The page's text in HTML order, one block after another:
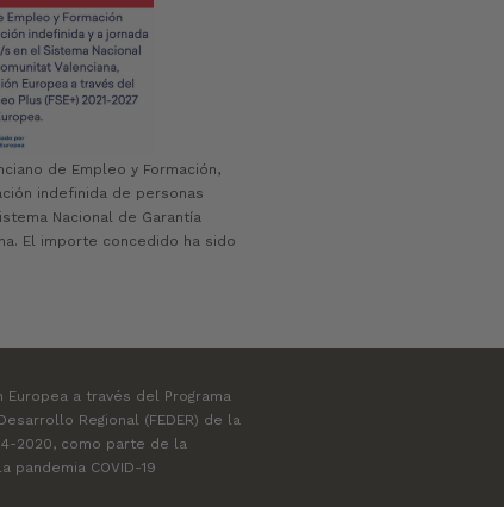
de Empleo y Formación,
indefinida de personas
Nacional de Garantía
El importe concedido ha sido
Europea a través del Programa
Regional (FEDER) de la
2020, como parte de la
pandemia COVID-19